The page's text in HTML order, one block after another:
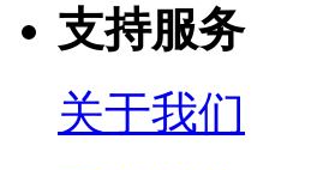
支持服务
关于我们